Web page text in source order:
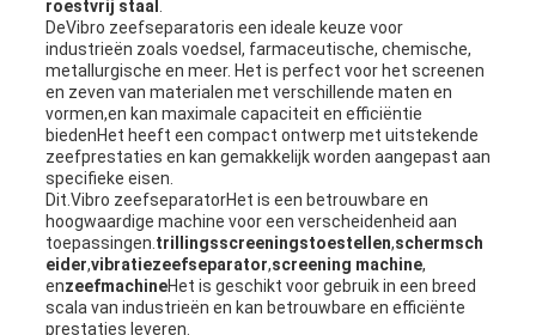
roestvrij staal
DeVibro zeefseparatoris een ideale keuze voor
industrieën zoals voedsel, farmaceutische, chemische,
metallurgische en meer. Het is perfect voor het screenen
en zeven van materialen met verschillende maten en
vormen,en kan maximale capaciteit en efficiëntie
biedenHet heeft een compact ontwerp met uitstekende
zeefprestaties en kan gemakkelijk worden aangepast aan
specifieke eisen.
Dit. Vibro zeefseparatorHet is een betrouwbare en
hoogwaardige machine voor een verscheidenheid aan
toepassingen. trillingsscreeningstoestellen,schermsch
eider,vibratiezeefseparator,screening machine,
enzeefmachineHet is geschikt voor gebruik in een breed
scala van industrieën en kan betrouwbare en efficiënte
prestaties leveren.